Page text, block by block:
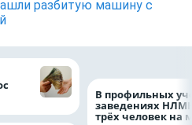
разбитую машину с
В профильных
заведениях
трёх человек на